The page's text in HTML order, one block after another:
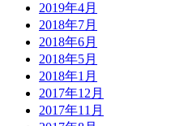
2019年4月
2018年7月
2018年6月
2018年5月
2018年1月
2017年12月
2017年11月